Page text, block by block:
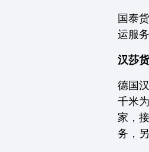
国泰
运服
汉莎
德国
千米
家，
务，